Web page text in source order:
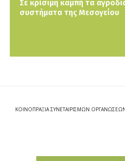
Σε κρίσιμη καμπή τα
συστήματα της Μεσογείου
ΚΟΙΝΟΠΡΑΞΙΑ ΣΥΝΕΤΑΙΡΙΣΜΩΝ